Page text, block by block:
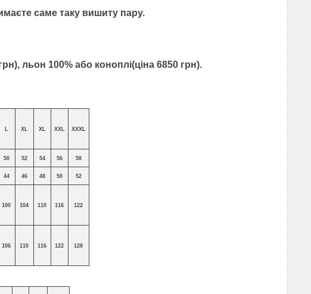
саме таку вишиту пару.
льон 100% або коноплі(ціна 6850 грн).
XL XL XXL XXXL
50 52 54 56 58
44 46 48 50 52
100 104 110 116 122
106 110 116 122 128